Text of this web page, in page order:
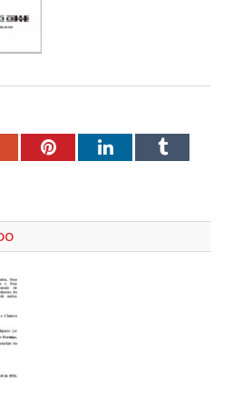
PinterestLinkedInTumblr